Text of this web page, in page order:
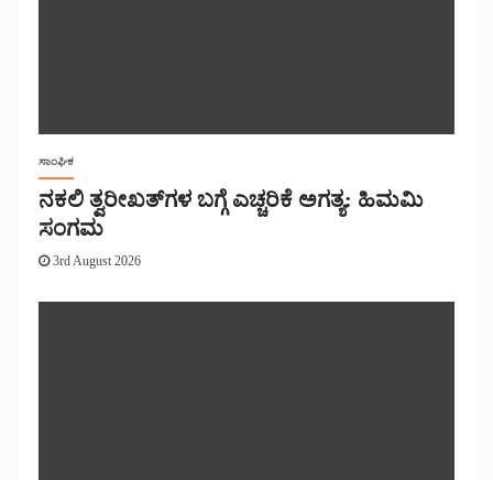
ಸಾಂಘಿಕ
ನಕಲಿ ತ್ವರೀಖತ್‌ಗಳ ಬಗ್ಗೆ ಎಚ್ಚರಿಕೆ ಅಗತ್ಯ: ಹಿಮಮಿ
ಸಂಗಮ
3rd August 2026